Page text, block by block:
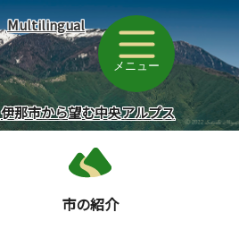
Multilingual
メニュー
伊那市から望む中央アルプス
市の紹介